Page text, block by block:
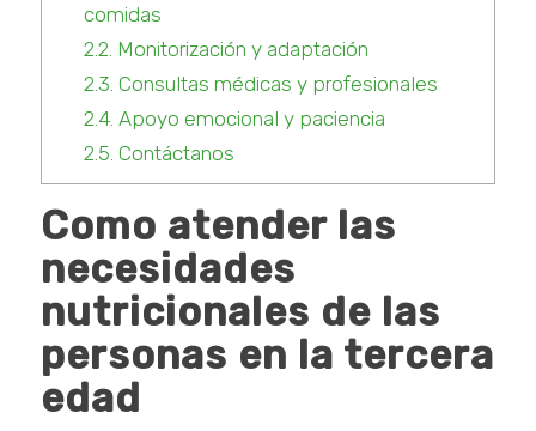
comidas
2.2. Monitorización y adaptación
2.3. Consultas médicas y profesionales
2.4. Apoyo emocional y paciencia
2.5. Contáctanos
Como atender las
necesidades
nutricionales de las
personas en la tercera
edad